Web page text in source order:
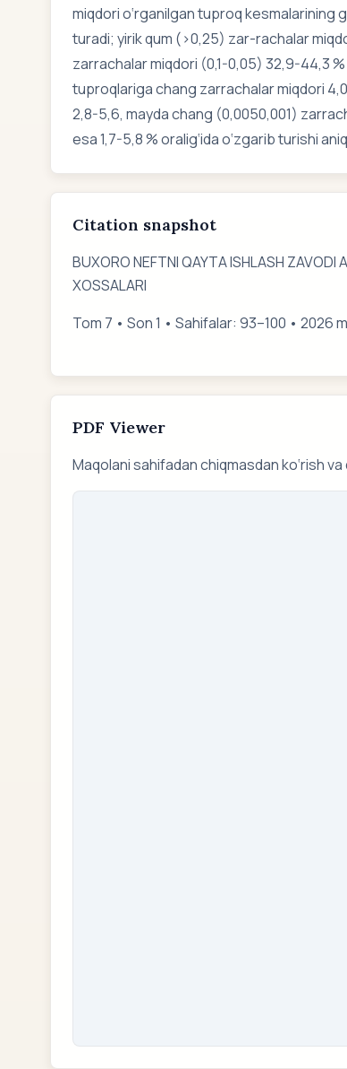
miqdori o‘rganilgan tuproq kesmalarining
turadi; yirik qum (>0,25) zar-rachalar
zarrachalar miqdori (0,1-0,05) 32,9-44,3 %
tuproqlariga chang zarrachalar miqdori
2,8-5,6, mayda chang (0,0050,001)
esa 1,7-5,8 % oralig‘ida o‘zgarib turishi
Citation snapshot
BUXORO NEFTNI QAYTA ISHLASH ZAVODI
XOSSALARI
Tom 7 • Son 1 • Sahifalar: 93–100 • 2026
PDF Viewer
Maqolani sahifadan chiqmasdan ko‘rish